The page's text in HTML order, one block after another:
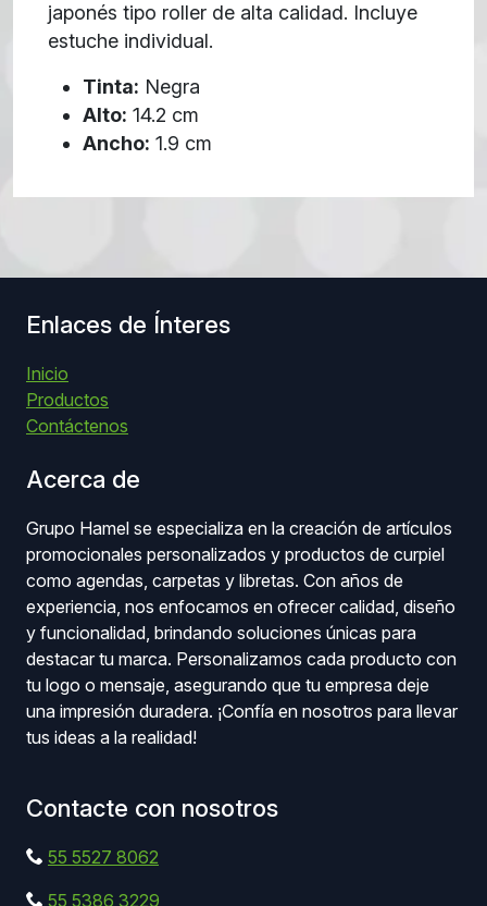
japonés tipo roller de alta calidad. Incluye
estuche individual.
Tinta: Negra
Alto: 14.2 cm
Ancho: 1.9 cm
Enlaces de Ínteres
Inicio
Productos
Contáctenos
Acerca de
Grupo Hamel se especializa en la creación de artículos
promocionales personalizados y productos de curpiel
como agendas, carpetas y libretas. Con años de
experiencia, nos enfocamos en ofrecer calidad, diseño
y funcionalidad, brindando soluciones únicas para
destacar tu marca. Personalizamos cada producto con
tu logo o mensaje, asegurando que tu empresa deje
una impresión duradera. ¡Confía en nosotros para llevar
tus ideas a la realidad!
Contacte con nosotros
55 5527 8062
55 5386 3229